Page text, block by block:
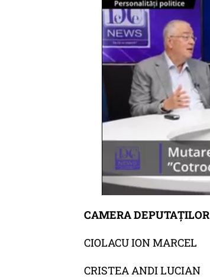
CAMERA DEPUTAȚILOR
CIOLACU ION MARCEL
CRISTEA ANDI LUCIAN